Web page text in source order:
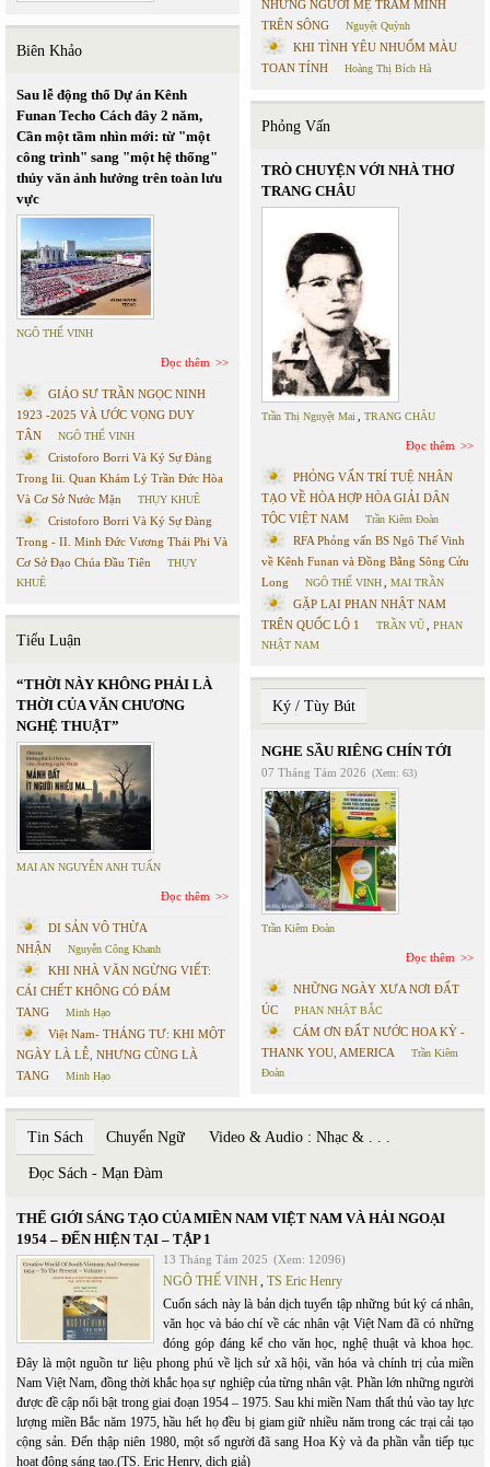
Biên Khảo
Sau lễ động thổ Dự án Kênh
Funan Techo Cách đây 2 năm,
Cần một tầm nhìn mới: từ "một
công trình" sang "một hệ thống"
thủy văn ảnh hưởng trên toàn lưu
vực
NGÔ THẾ VINH
Đọc thêm
GIÁO SƯ TRẦN NGỌC NINH
1923 -2025 VÀ ƯỚC VỌNG DUY
TÂN
NGÔ THẾ VINH
Cristoforo Borri Và Ký Sự Đàng
Trong Iii. Quan Khám Lý Trần Đức Hòa
Và Cơ Sở Nước Mặn
THỤY KHUÊ
Cristoforo Borri Và Ký Sự Đàng
Trong - II. Minh Đức Vương Thái Phi Và
Cơ Sở Đạo Chúa Đầu Tiên
THỤY
KHUÊ
Tiểu Luận
“THỜI NÀY KHÔNG PHẢI LÀ
THỜI CỦA VĂN CHƯƠNG
NGHỆ THUẬT”
MAI AN NGUYỄN ANH TUẤN
Đọc thêm
DI SẢN VÔ THỪA
NHẬN
Nguyễn Công Khanh
KHI NHÀ VĂN NGỪNG VIẾT:
CÁI CHẾT KHÔNG CÓ ĐÁM
TANG
Minh Hạo
Việt Nam- THÁNG TƯ: KHI MỘT
NGÀY LÀ LỄ, NHƯNG CŨNG LÀ
TANG
Minh Hạo
NHỮNG NGƯỜI MẸ TRẦM MÌNH
TRÊN SÔNG
Nguyệt Quỳnh
KHI TÌNH YÊU NHUỐM MÀU
TOAN TÍNH
Hoàng Thị Bích Hà
Phỏng Vấn
TRÒ CHUYỆN VỚI NHÀ THƠ
TRANG CHÂU
Trần Thị Nguyệt Mai TRANG CHÂU
Đọc thêm
PHỎNG VẤN TRÍ TUỆ NHÂN
TẠO VỀ HÒA HỢP HÒA GIẢI DÂN
TỘC VIỆT NAM
Trần Kiêm Đoàn
RFA Phỏng vấn BS Ngô Thế Vinh
về Kênh Funan và Đồng Bằng Sông Cửu
Long
NGÔ THẾ VINH MAI TRẦN
GẶP LẠI PHAN NHẬT NAM
TRÊN QUỐC LỘ 1
TRẦN VŨ
PHAN
NHẬT NAM
Ký / Tùy Bút
NGHE SẦU RIÊNG CHÍN TỚI
07 Tháng Tám 2026 (Xem: 63)
Trần Kiêm Đoàn
Đọc thêm
NHỮNG NGÀY XƯA NƠI ĐẤT
ÚC
PHAN NHẬT BẮC
CÁM ƠN ĐẤT NƯỚC HOA KỲ -
THANK YOU, AMERICA
Trần Kiêm
Đoàn
Tin Sách Chuyển Ngữ Video & Audio : Nhạc & . . .
Đọc Sách - Mạn Đàm
THẾ GIỚI SÁNG TẠO CỦA MIỀN NAM VIỆT NAM VÀ HẢI NGOẠI
1954 – ĐẾN HIỆN TẠI – TẬP 1
13 Tháng Tám 2025 (Xem: 12096)
NGÔ THẾ VINH, TS Eric Henry
Cuốn sách này là bản dịch tuyển tập những bút ký cá nhân,
văn học và báo chí về các nhân vật Việt Nam đã có những
đóng góp đáng kể cho văn học, nghệ thuật và khoa học.
Đây là một nguồn tư liệu phong phú về lịch sử xã hội, văn hóa và chính trị của miền
Nam Việt Nam, đồng thời khắc họa sự nghiệp của từng nhân vật. Phần lớn những người
được đề cập nổi bật trong giai đoạn 1954 – 1975. Sau khi miền Nam thất thủ vào tay lực
lượng miền Bắc năm 1975, hầu hết họ đều bị giam giữ nhiều năm trong các trại cải tạo
cộng sản. Đến thập niên 1980, một số người đã sang Hoa Kỳ và đa phần vẫn tiếp tục
hoạt động sáng tạo.(TS. Eric Henry, dịch giả)